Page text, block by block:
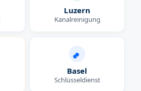
Luzern
Kanalreinigung
Basel
Schlüsseldienst